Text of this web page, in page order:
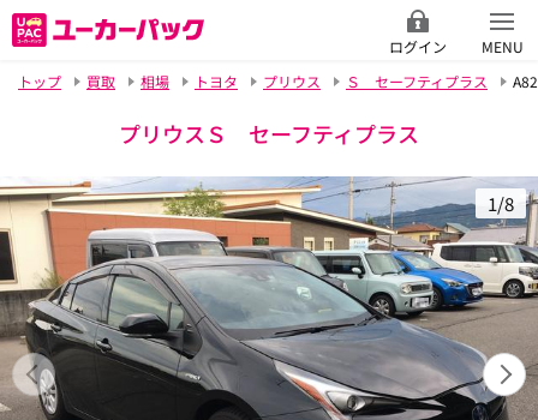
ログイン
MENU
トップ
買取 相場 トヨタ プリウス Ｓ セーフティプラス
プリウスＳ セーフティプラス
1/8